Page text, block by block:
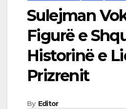
Sulejman
Figurë e
Historinë e
Prizrenit
By Editor